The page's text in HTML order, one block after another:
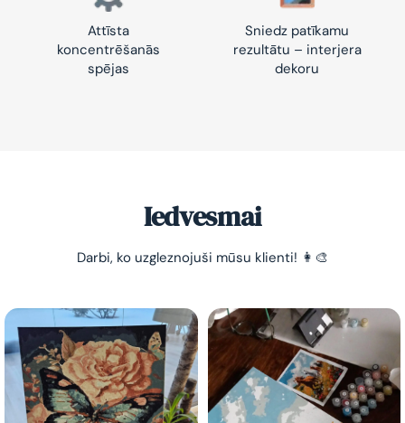
Attīsta
koncentrēšanās
spējas
Sniedz patīkamu
rezultātu – interjera
dekoru
Iedvesmai
Darbi, ko uzgleznojuši mūsu klienti! 👩‍🎨